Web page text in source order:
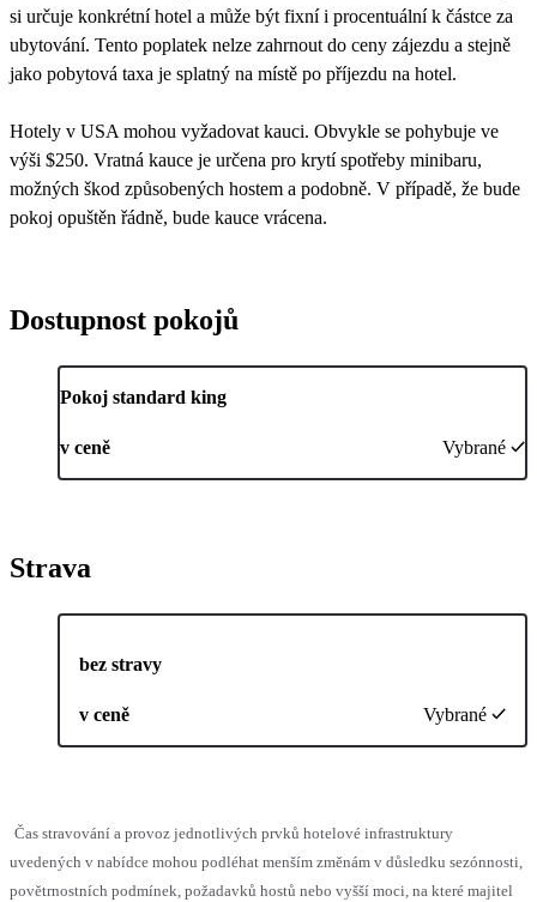
si určuje konkrétní hotel a může být fixní i procentuální k částce za
ubytování. Tento poplatek nelze zahrnout do ceny zájezdu a stejně
jako pobytová taxa je splatný na místě po příjezdu na hotel.
Hotely v USA mohou vyžadovat kauci. Obvykle se pohybuje ve
výši $250. Vratná kauce je určena pro krytí spotřeby minibaru,
možných škod způsobených hostem a podobně. V případě, že bude
pokoj opuštěn řádně, bude kauce vrácena.
Dostupnost pokojů
Pokoj standard king
v ceně Vybrané
Strava
bez stravy
v ceně Vybrané
Čas stravování a provoz jednotlivých prvků hotelové infrastruktury
uvedených v nabídce mohou podléhat menším změnám v důsledku sezónnosti,
povětrnostních podmínek, požadavků hostů nebo vyšší moci, na které majitel